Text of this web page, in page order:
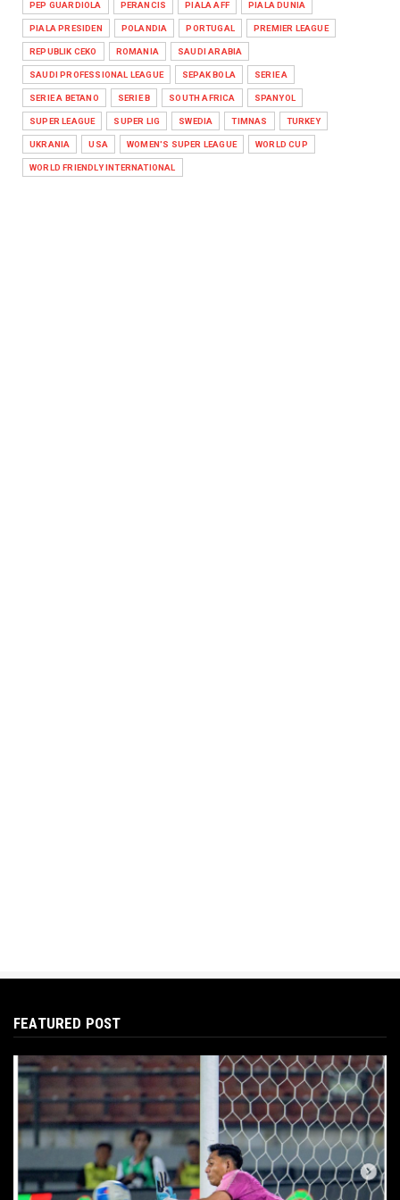
PEP GUARDIOLA PERANCIS PIALA AFF PIALA DUNIA
PIALA PRESIDEN POLANDIA PORTUGAL PREMIER LEAGUE
REPUBLIK CEKO ROMANIA SAUDI ARABIA
SAUDI PROFESSIONAL LEAGUE SEPAK BOLA SERIE A
SERIE A BETANO SERIE B SOUTH AFRICA SPANYOL
SUPER LEAGUE SUPER LIG SWEDIA TIMNAS TURKEY
UKRANIA USA WOMEN'S SUPER LEAGUE WORLD CUP
WORLD FRIENDLY INTERNATIONAL
FEATURED POST